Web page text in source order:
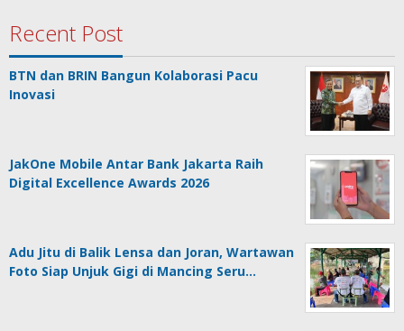
Recent Post
BTN dan BRIN Bangun Kolaborasi Pacu
Inovasi
JakOne Mobile Antar Bank Jakarta Raih
Digital Excellence Awards 2026
Adu Jitu di Balik Lensa dan Joran, Wartawan
Foto Siap Unjuk Gigi di Mancing Seru…